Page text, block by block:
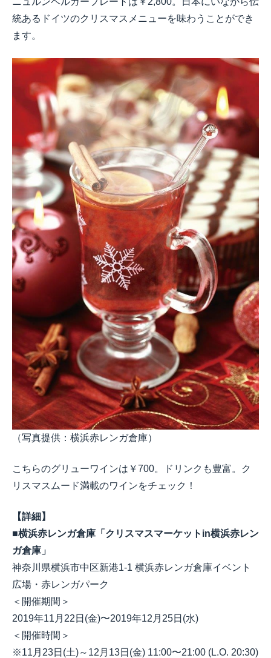
統あるドイツのクリスマスメニューを味わうことができ
ます。
（写真提供：横浜赤レンガ倉庫）
こちらのグリューワインは￥700。ドリンクも豊富。ク
リスマスムード満載のワインをチェック！
【詳細】
■横浜赤レンガ倉庫「クリスマスマーケットin横浜赤レン
ガ倉庫」
神奈川県横浜市中区新港1-1 横浜赤レンガ倉庫イベント
広場・赤レンガパーク
＜開催期間＞
2019年11月22日(金)〜2019年12月25日(水)
＜開催時間＞
※11月23日(土)～12月13日(金) 11:00〜21:00 (L.O. 20:30)